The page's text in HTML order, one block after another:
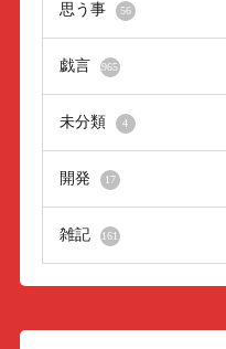
思う事 56
戯言 965
未分類 4
開発 17
雑記 161